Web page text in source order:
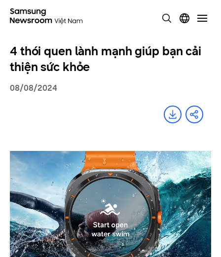
4 thói quen lành mạnh giúp bạn cải
thiện sức khỏe
08/08/2024